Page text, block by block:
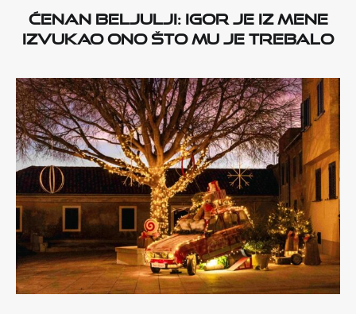
Ćenan Beljulji: Igor je iz mene
izvukao ono što mu je trebalo